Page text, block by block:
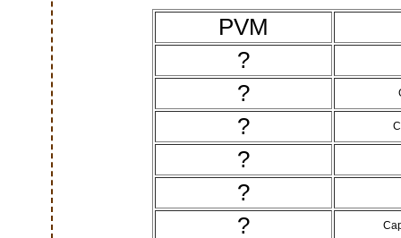
PVM
?
?
?
?
?
?